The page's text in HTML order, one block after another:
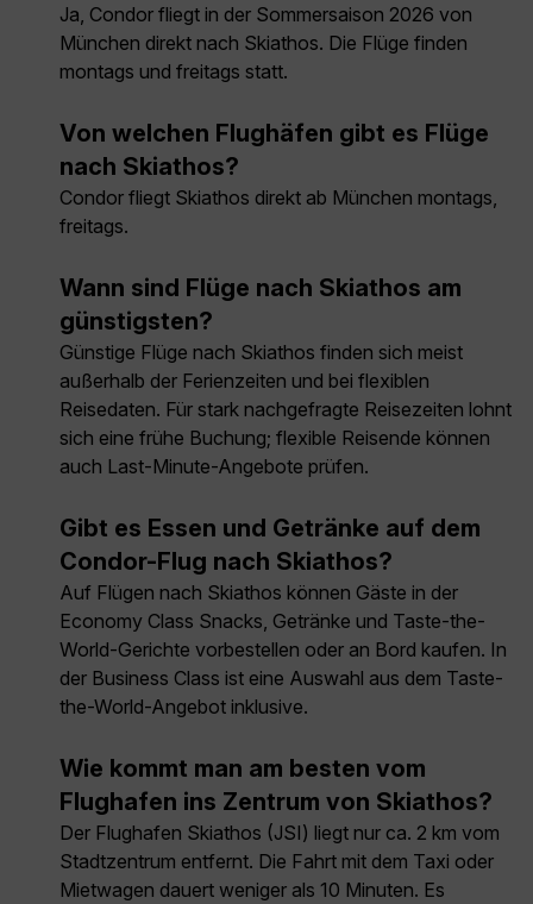
Ja, Condor fliegt in der Sommersaison 2026 von
München direkt nach Skiathos. Die Flüge finden
montags und freitags statt.
Von welchen Flughäfen gibt es Flüge
nach Skiathos?
Condor fliegt Skiathos direkt ab München montags,
freitags.
Wann sind Flüge nach Skiathos am
günstigsten?
Günstige Flüge nach Skiathos finden sich meist
außerhalb der Ferienzeiten und bei flexiblen
Reisedaten. Für stark nachgefragte Reisezeiten lohnt
sich eine frühe Buchung; flexible Reisende können
auch Last-Minute-Angebote prüfen.
Gibt es Essen und Getränke auf dem
Condor-Flug nach Skiathos?
Auf Flügen nach Skiathos können Gäste in der
Economy Class Snacks, Getränke und Taste-the-
World-Gerichte vorbestellen oder an Bord kaufen. In
der Business Class ist eine Auswahl aus dem Taste-
the-World-Angebot inklusive.
Wie kommt man am besten vom
Flughafen ins Zentrum von Skiathos?
Der Flughafen Skiathos (JSI) liegt nur ca. 2 km vom
Stadtzentrum entfernt. Die Fahrt mit dem Taxi oder
Mietwagen dauert weniger als 10 Minuten. Es